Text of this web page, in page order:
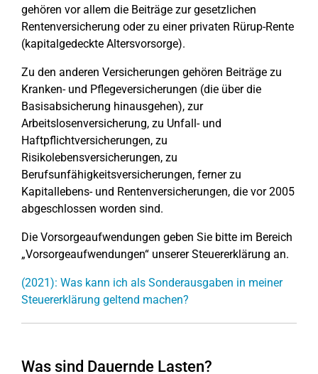
gehören vor allem die Beiträge zur gesetzlichen
Rentenversicherung oder zu einer privaten Rürup-Rente
(kapitalgedeckte Altersvorsorge).
Zu den anderen Versicherungen gehören Beiträge zu
Kranken- und Pflegeversicherungen (die über die
Basisabsicherung hinausgehen), zur
Arbeitslosenversicherung, zu Unfall- und
Haftpflichtversicherungen, zu
Risikolebensversicherungen, zu
Berufsunfähigkeitsversicherungen, ferner zu
Kapitallebens- und Rentenversicherungen, die vor 2005
abgeschlossen worden sind.
Die Vorsorgeaufwendungen geben Sie bitte im Bereich
„Vorsorgeaufwendungen“ unserer Steuererklärung an.
(2021): Was kann ich als Sonderausgaben in meiner
Steuererklärung geltend machen?
Was sind Dauernde Lasten?